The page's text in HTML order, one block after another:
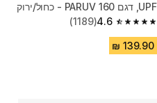
UPF, דגם PARUV 160 - כחול/ירוק
4.6
4.6 out of 5 stars from 1189 reviews
(1189)